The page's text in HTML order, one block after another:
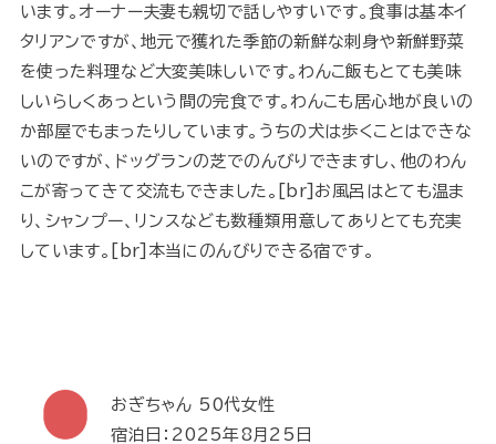
います。オーナー夫妻も親切で話しやすいです。食事は基本イ
タリアンですが、地元で獲れた季節の新鮮な刺身や新鮮野菜
を使った料理など大変美味しいです。わんこ飯もとても美味
しいらしくあっという間の完食です。わんこも居心地が良いの
か部屋でもまったりしています。うちの犬は歩くことはできな
いのですが、ドッグランの芝でのんびりできますし、他のわん
こが寄ってきて交流もできました。[br]お風呂はとても温ま
り、シャンプー、リンスなども数種類用意してありとても充実
しています。[br]本当にのんびりできる宿です。
おぎちゃん 50代女性
宿泊日：2025年8月25日